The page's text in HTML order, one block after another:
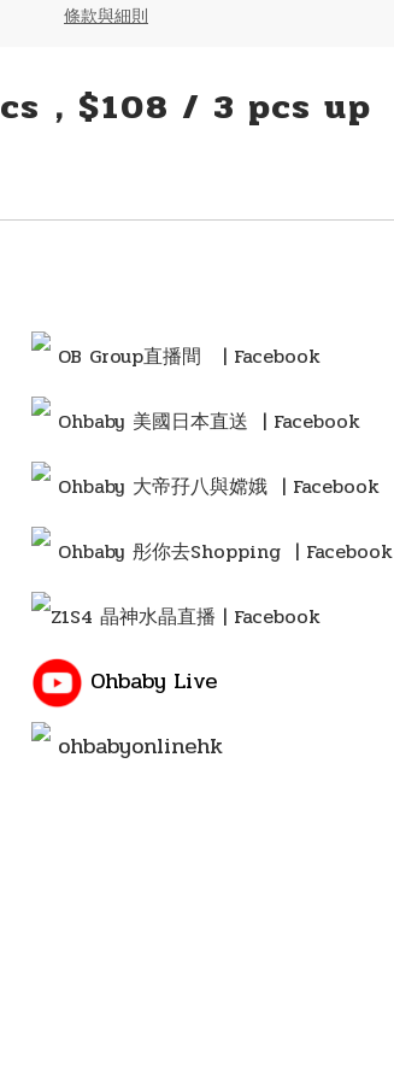
條款與細則
，$108 / 3 pcs up
OB Group直播間 | Facebook
Ohbaby 美國日本直送 | Facebook
Ohbaby 大帝孖八與嫦娥 | Facebook
Ohbaby 彤你去Shopping | Facebook
Z1S4 晶神水晶直播 | Facebook
Ohbaby Live
ohbabyonlinehk